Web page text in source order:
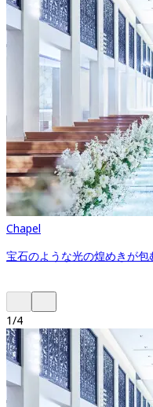
Chapel
宝石のような光の煌めきが
1/4